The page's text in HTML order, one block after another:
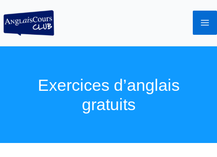
au
contenu
Exercices d’anglais
gratuits